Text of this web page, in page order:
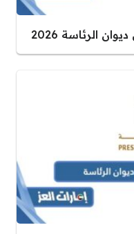
الرئاسة 2026